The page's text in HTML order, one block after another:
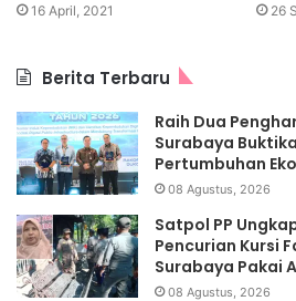
16 April, 2021 26
Berita Terbaru
Raih Dua
Surabaya
Pertumbuhan
08 Agustus, 2026
Satpol PP
Pencurian Kursi
Surabaya Pakai
08 Agustus, 2026